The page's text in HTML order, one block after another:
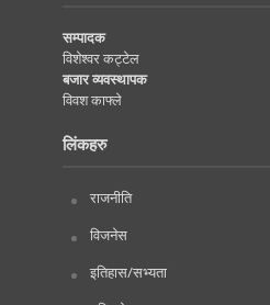
सम्पादक
विशेश्वर कट्टेल
बजार व्यवस्थापक
विवश काफ्ले
लिंकहरु
राजनीति
विजनेस
इतिहास/सभ्यता